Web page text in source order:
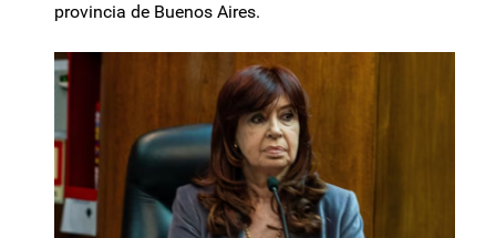
provincia de Buenos Aires.